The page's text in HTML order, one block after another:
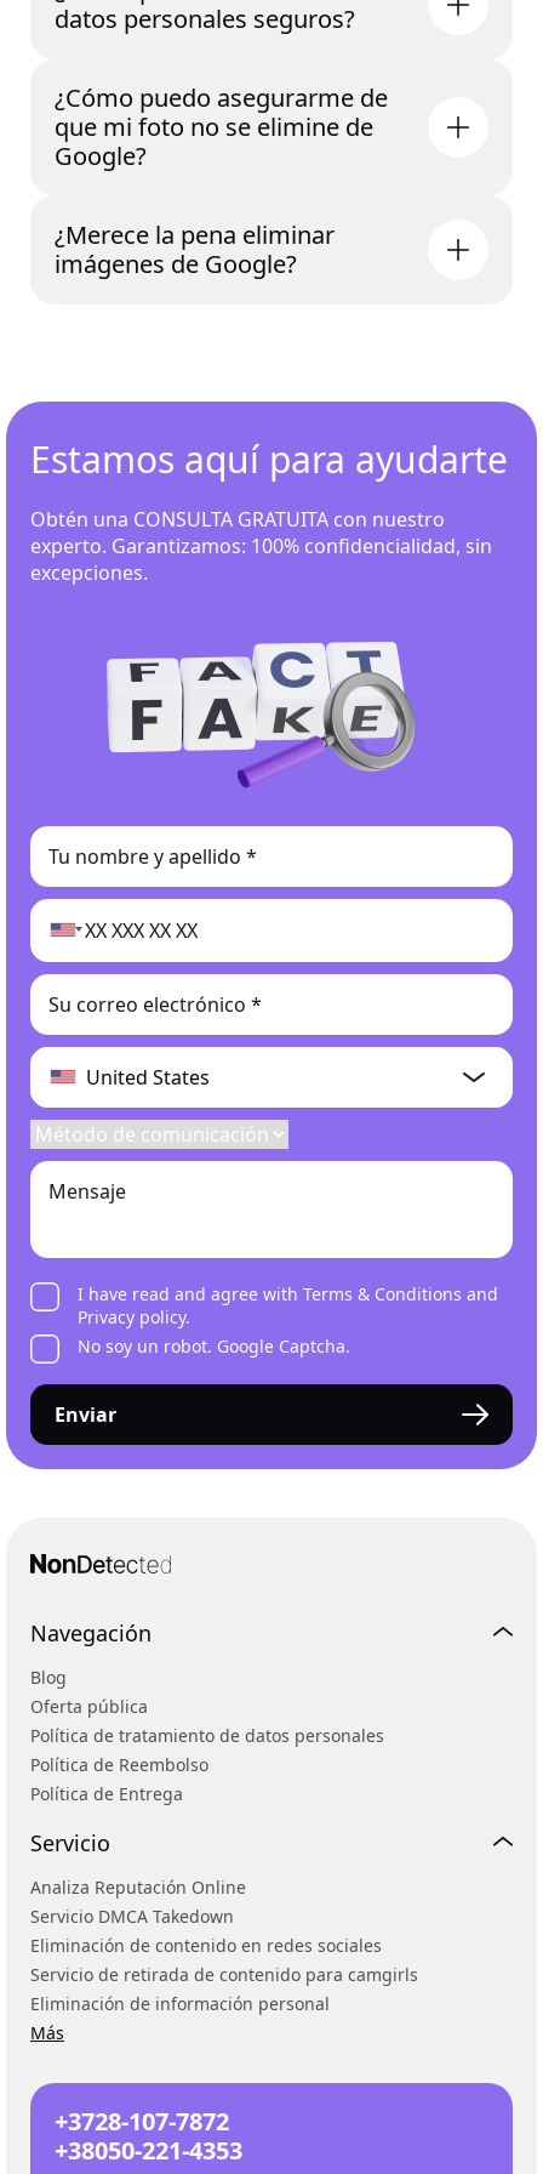
datos personales seguros?
​​¿Cómo puedo asegurarme de
que mi foto no se elimine de
Google?
¿Merece la pena eliminar
imágenes de Google?
Estamos aquí para ayudarte
Obtén una CONSULTA GRATUITA con nuestro
experto. Garantizamos: 100% confidencialidad, sin
excepciones.
I have read and agree with Terms & Conditions and
Privacy policy.
No soy un robot. Google Captcha.
Enviar
Navegación
Blog
Oferta pública
Política de tratamiento de datos personales
Política de Reembolso
Política de Entrega
Servicio
Analiza Reputación Online
Servicio DMCA Takedown
Eliminación de contenido en redes sociales
Servicio de retirada de contenido para camgirls
Eliminación de información personal
Más
+3728-107-7872
+38050-221-4353